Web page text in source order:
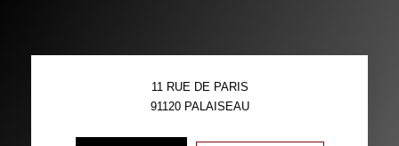
11 RUE DE PARIS
91120 PALAISEAU